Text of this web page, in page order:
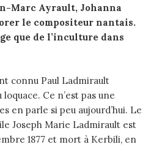
Marc Ayrault, Johanna
le compositeur nantais.
que de l’inculture dans
connu Paul Ladmirault
Ce n’est pas une
en parle si peu aujourd’hui. Le
Joseph Marie Ladmirault est
1877 et mort à Kerbili, en